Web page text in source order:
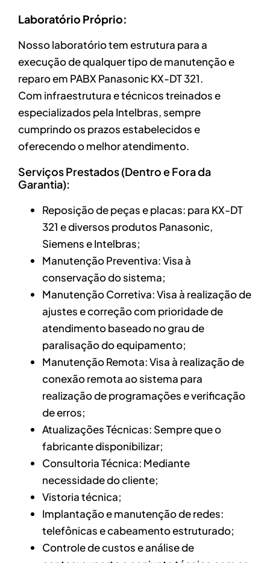
Laboratório Próprio:
Nosso laboratório tem estrutura para a
execução de qualquer tipo de manutenção e
reparo em PABX Panasonic KX-DT 321.
Com infraestrutura e técnicos treinados e
especializados pela Intelbras, sempre
cumprindo os prazos estabelecidos e
oferecendo o melhor atendimento.
Serviços Prestados (Dentro e Fora da
Garantia):
Reposição de peças e placas: para KX-DT
321 e diversos produtos Panasonic,
Siemens e Intelbras;
Manutenção Preventiva: Visa à
conservação do sistema;
Manutenção Corretiva: Visa à realização de
ajustes e correção com prioridade de
atendimento baseado no grau de
paralisação do equipamento;
Manutenção Remota: Visa à realização de
conexão remota ao sistema para
realização de programações e verificação
de erros;
Atualizações Técnicas: Sempre que o
fabricante disponibilizar;
Consultoria Técnica: Mediante
necessidade do cliente;
Vistoria técnica;
Implantação e manutenção de redes:
telefônicas e cabeamento estruturado;
Controle de custos e análise de